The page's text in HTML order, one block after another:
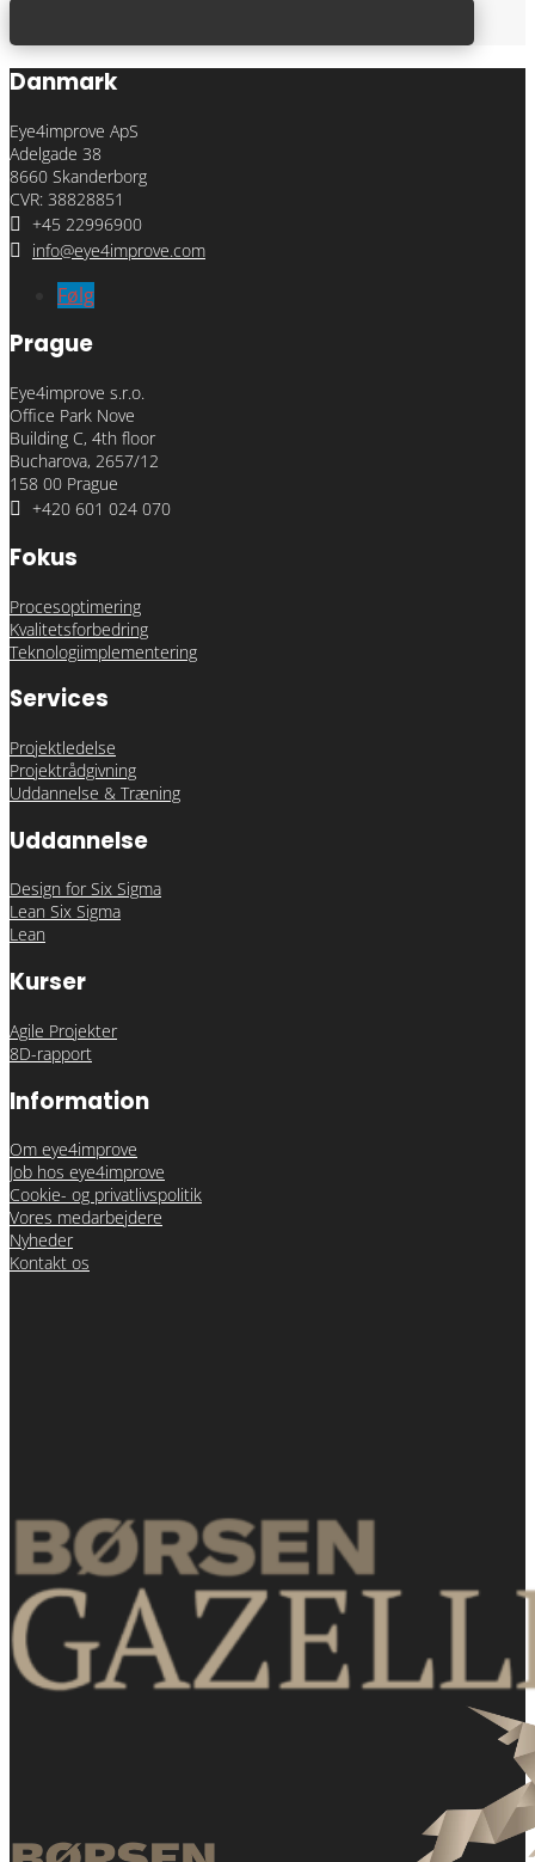
Danmark
Eye4improve ApS
Adelgade 38
8660 Skanderborg
CVR: 38828851
 +45 22996900
 info@eye4improve.com
Følg
Prague
Eye4improve s.r.o.
Office Park Nove
Building C, 4th floor
Bucharova, 2657/12
158 00 Prague
 +420 601 024 070
Fokus
Procesoptimering
Kvalitetsforbedring
Teknologiimplementering
Services
Projektledelse
Projektrådgivning
Uddannelse & Træning
Uddannelse
Design for Six Sigma
Lean Six Sigma
Lean
Kurser
Agile Projekter
8D-rapport
Information
Om eye4improve
Job hos eye4improve
Cookie- og privatlivspolitik
Vores medarbejdere
Nyheder
Kontakt os